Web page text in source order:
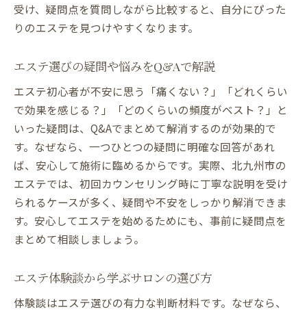
受け、疑問点を質問しながら比較すると、自分にぴった
りのエステを見つけやすくなります。
エステ選びの疑問や悩みをQ&Aで解説
エステ初心者が不安に思う「痛くない？」「どれくらい
で効果を感じる？」「どのくらいの頻度がベスト？」と
いった疑問は、Q&Aでまとめて解消するのが効果的で
す。なぜなら、一つひとつの疑問に明確な回答があれ
ば、安心して施術に臨めるからです。実際、北九州市の
エステでは、初回カウンセリング時に丁寧な説明を受け
られるケースが多く、疑問や不安をしっかり解消できま
す。安心してエステを始めるためにも、事前に疑問点を
まとめて相談しましょう。
エステ体験談から学ぶサロンの選び方
体験談はエステ選びの有力な判断材料です。なぜなら、